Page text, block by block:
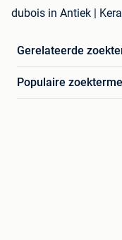
dubois in Antiek |
Gerelateerde
Populaire